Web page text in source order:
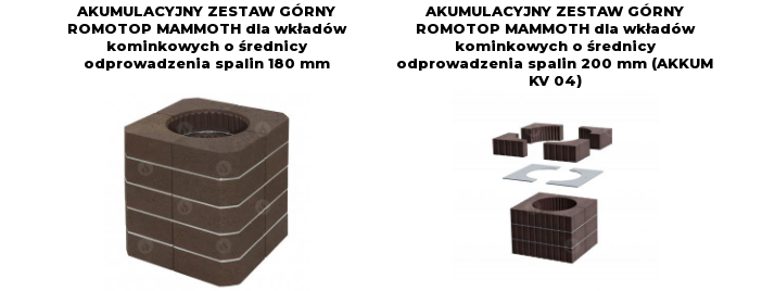
AKUMULACYJNY ZESTAW GÓRNY
ROMOTOP MAMMOTH dla wkładów
kominkowych o średnicy
odprowadzenia spalin 180 mm
AKUMULACYJNY ZESTAW GÓRNY
ROMOTOP MAMMOTH dla wkładów
kominkowych o średnicy
odprowadzenia spalin 200 mm (AKKUM
KV 04)